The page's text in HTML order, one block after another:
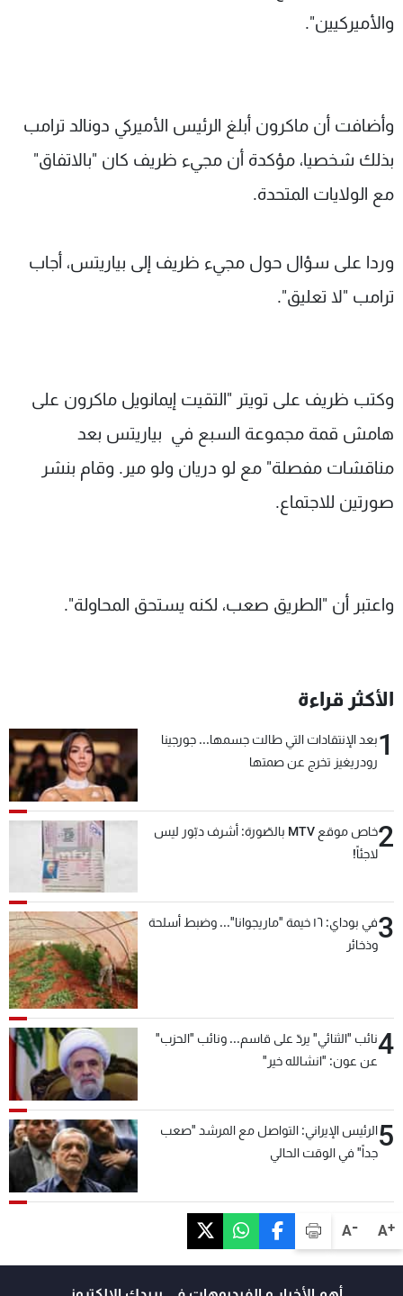
A+
A-
والأميركيين".
وأضافت أن ماكرون أبلغ الرئيس الأميركي دونالد ترامب
بذلك شخصيا، مؤكدة أن مجيء ظريف كان "بالاتفاق"
مع الولايات المتحدة.
وردا على سؤال حول مجيء ظريف إلى بياريتس، أجاب
ترامب "لا تعليق".
وكتب ظريف على تويتر "التقيت إيمانويل ماكرون على
هامش قمة مجموعة السبع في بياريتس بعد
مناقشات مفصلة" مع لو دريان ولو مير. وقام بنشر
صورتين للاجتماع.
واعتبر أن "الطريق صعب، لكنه يستحق المحاولة".
الأكثر قراءة
1بعد الإنتقادات التي طالت جسمها... جورجينا
رودريغيز تخرج عن صمتها
2
خاص موقع MTV بالصّورة: أشرف دبّور ليس
لاجئاً!
3
في بوداي: ١٦ خيمة "ماريجوانا"... وضبط أسلحة
وذخائر
4نائب "الثنائي" يردّ على قاسم... ونائب "الحزب"
عن عون: "انشالله خير"
5الرئيس الإيراني: التواصل مع المرشد "صعب
جداً" في الوقت الحالي